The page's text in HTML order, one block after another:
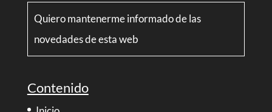
Quiero mantenerme informado de las
novedades de esta web
Contenido